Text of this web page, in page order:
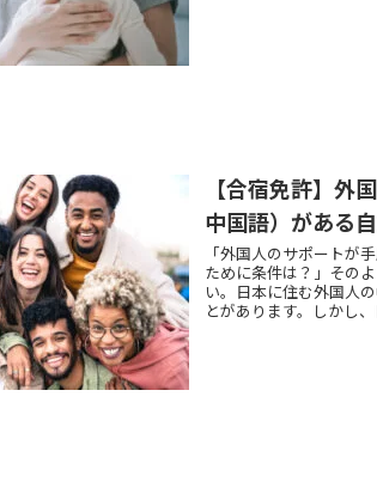
【合宿免許】外
中国語）がある
「外国人のサポートが
ために条件は？」その
い。日本に住む外国人
とがあります。しかし